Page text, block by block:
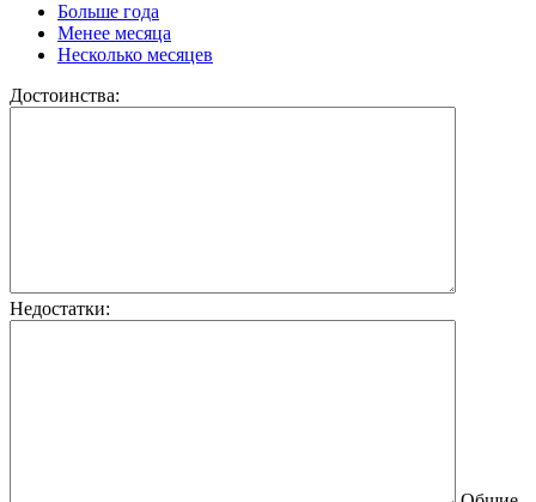
Больше года
Менее месяца
Несколько месяцев
Достоинства:
Недостатки: